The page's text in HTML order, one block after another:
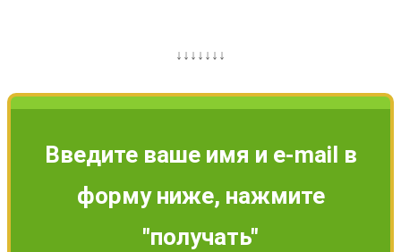
↓↓↓↓↓↓↓
Введите ваше имя и e-mail в
форму ниже, нажмите
"получать"